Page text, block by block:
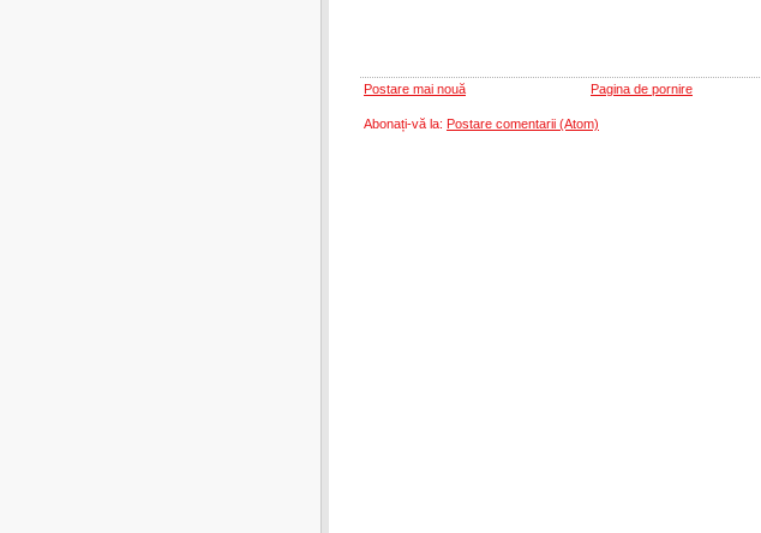
Postare mai nouă Pagina de pornire
Abonați-vă la: Postare comentarii (Atom)